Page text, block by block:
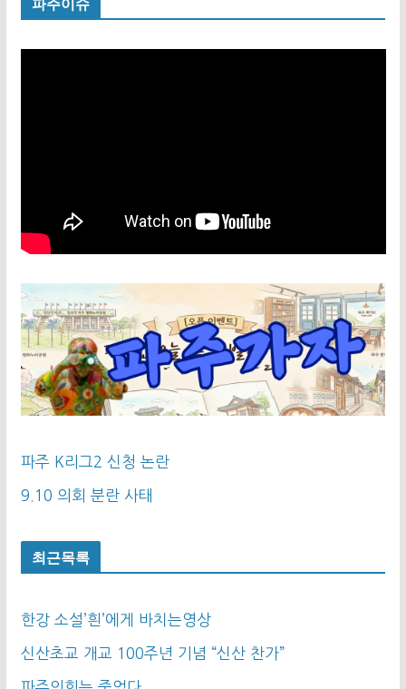
파주 K리그2 신청 논란
9.10 의회 분란 사태
최근목록
한강 소설’흰’에게 바치는영상
신산초교 개교 100주년 기념 “신산 찬가”